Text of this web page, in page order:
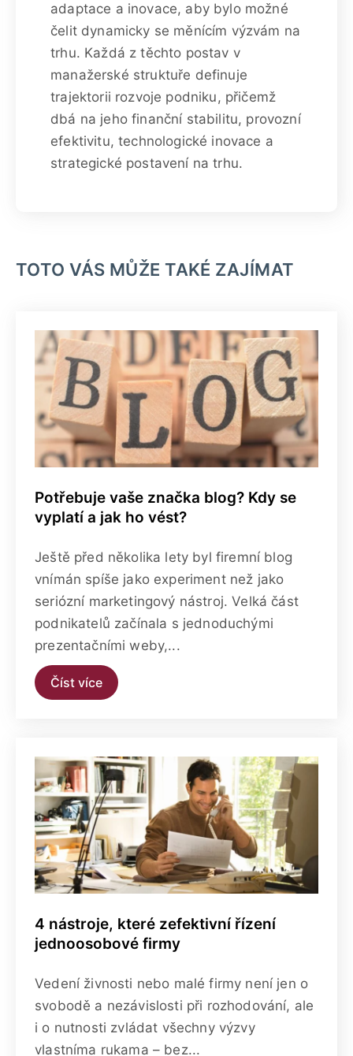
adaptace a inovace, aby bylo možné
čelit dynamicky se měnícím výzvám na
trhu. Každá z těchto postav v
manažerské struktuře definuje
trajektorii rozvoje podniku, přičemž
dbá na jeho finanční stabilitu, provozní
efektivitu, technologické inovace a
strategické postavení na trhu.
TOTO VÁS MŮŽE TAKÉ ZAJÍMAT
Potřebuje vaše značka blog? Kdy se
vyplatí a jak ho vést?
Ještě před několika lety byl firemní blog
vnímán spíše jako experiment než jako
seriózní marketingový nástroj. Velká část
podnikatelů začínala s jednoduchými
prezentačními weby,...
Číst více
4 nástroje, které zefektivní řízení
jednoosobové firmy
Vedení živnosti nebo malé firmy není jen o
svobodě a nezávislosti při rozhodování, ale
i o nutnosti zvládat všechny výzvy
vlastníma rukama – bez...